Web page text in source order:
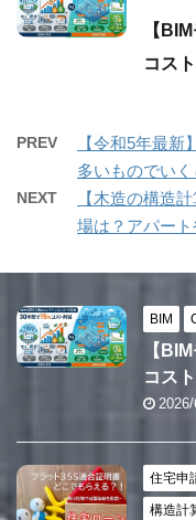
【
コス
PREV
【令和5年最
多いものでいく
NEXT
【木造の構造
場は？アパー
BIM
【
コス
住宅申
構造計